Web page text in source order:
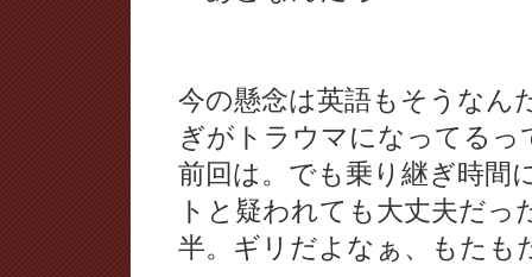
今の懸念は英語もそうなん
ぎがトラウマになってる
前回は。でも乗り継ぎ時間
トと疑われても大丈夫だ
半。ギリだよなぁ、もたも